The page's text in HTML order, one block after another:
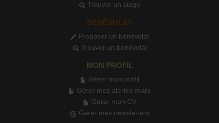
Trouver un stage
BÉNÉVOLAT
Proposer un bénévolat
Trouver un bénévolat
MON PROFIL
Gérer mon profil
Gérer mes alertes mails
Gérer mon CV
Gérer mes newsletters